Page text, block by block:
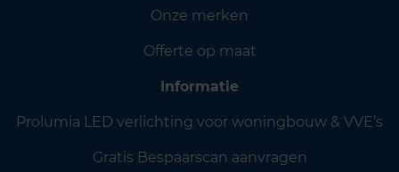
Onze merken
Offerte op maat
Informatie
Prolumia LED verlichting voor woningbouw & VVE’s
Gratis Bespaarscan aanvragen